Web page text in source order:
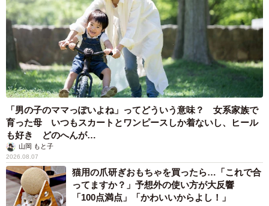
「男の子のママっぽいよね」ってどういう意味？ 女系家族で
育った母 いつもスカートとワンピースしか着ないし、ヒール
も好き どのへんが…
山岡 もと子
2026.08.07
猫用の爪研ぎおもちゃを買ったら…「これで合
ってますか？」予想外の使い方が大反響
「100点満点」「かわいいからよし！」